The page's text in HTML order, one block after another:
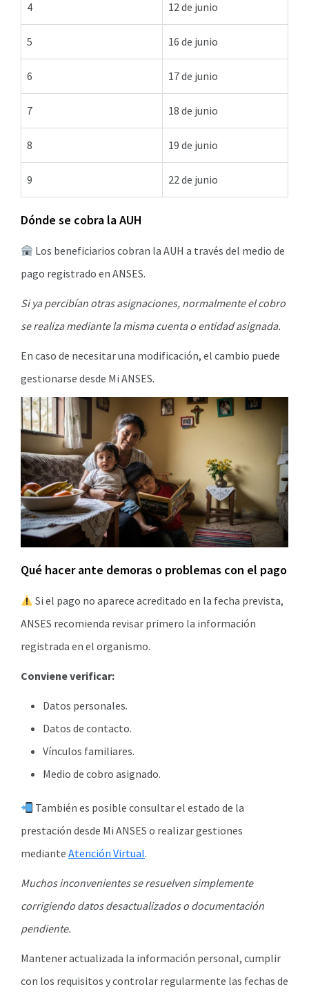
4 12 de junio
5 16 de junio
6 17 de junio
7 18 de junio
8 19 de junio
9 22 de junio
Dónde se cobra la AUH
Los beneficiarios cobran la AUH a través del medio de
pago registrado en ANSES.
Si ya percibían otras asignaciones, normalmente el cobro
se realiza mediante la misma cuenta o entidad asignada.
En caso de necesitar una modificación, el cambio puede
gestionarse desde Mi ANSES.
Qué hacer ante demoras o problemas con el pago
Si el pago no aparece acreditado en la fecha prevista,
ANSES recomienda revisar primero la información
registrada en el organismo.
Conviene verificar:
Datos personales.
Datos de contacto.
Vínculos familiares.
Medio de cobro asignado.
También es posible consultar el estado de la
prestación desde Mi ANSES o realizar gestiones
mediante Atención Virtual.
Muchos inconvenientes se resuelven simplemente
corrigiendo datos desactualizados o documentación
pendiente.
Mantener actualizada la información personal, cumplir
con los requisitos y controlar regularmente las fechas de